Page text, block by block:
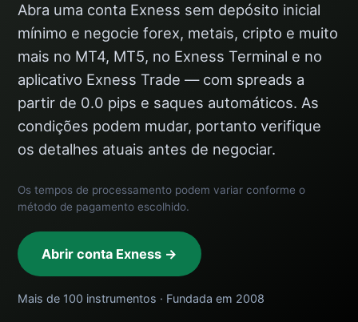
Abra uma conta Exness sem depósito inicial
mínimo e negocie forex, metais, cripto e muito
mais no MT4, MT5, no Exness Terminal e no
aplicativo Exness Trade — com spreads a
partir de 0.0 pips e saques automáticos. As
condições podem mudar, portanto verifique
os detalhes atuais antes de negociar.
Os tempos de processamento podem variar conforme o
método de pagamento escolhido.
Abrir conta Exness →
Mais de 100 instrumentos · Fundada em 2008